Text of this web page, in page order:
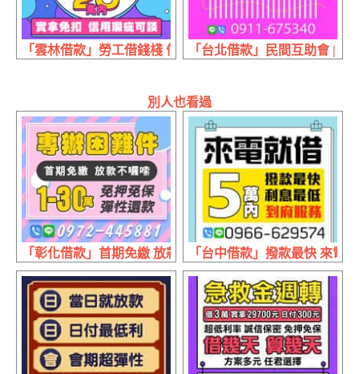
「雲林借款」勞工借錢棧 信用瑕疵可談 | 20萬內 專案優惠
「台北借款」民間互助會 | 本
別人也看過
「彰化借款」首期免繳 放款快速 | 1~30萬 免押免保彈性還款
「台中借款」撥款最快 來電